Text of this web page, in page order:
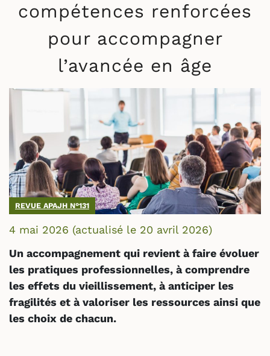
compétences renforcées
pour accompagner
l’avancée en âge
REVUE APAJH N°131
4 mai 2026 (actualisé le 20 avril 2026)
Un accompagnement qui revient à faire évoluer
les pratiques professionnelles, à comprendre
les effets du vieillissement, à anticiper les
fragilités et à valoriser les ressources ainsi que
les choix de chacun.